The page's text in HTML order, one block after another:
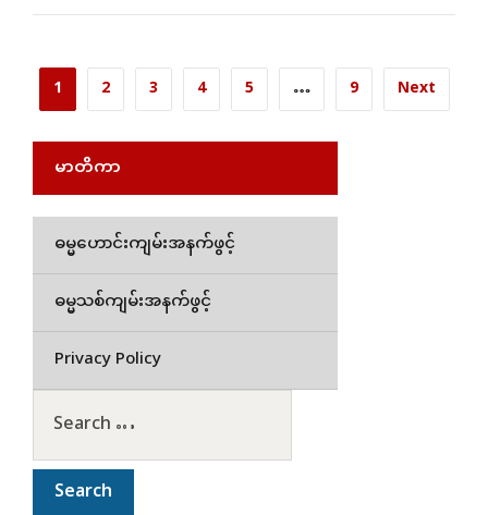
1 2 3 4 5 … 9 Next
မာတိကာ
ဓမ္မဟောင်းကျမ်းအနက်ဖွင့်
ဓမ္မသစ်ကျမ်းအနက်ဖွင့်
Privacy Policy